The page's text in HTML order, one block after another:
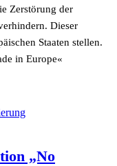
Zerstörung der
Dieser
Staaten stellen.
in Europe«
„No